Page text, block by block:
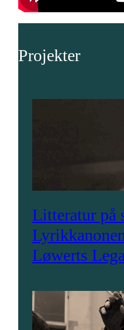
Projekter
Litteratur på
Løwerts